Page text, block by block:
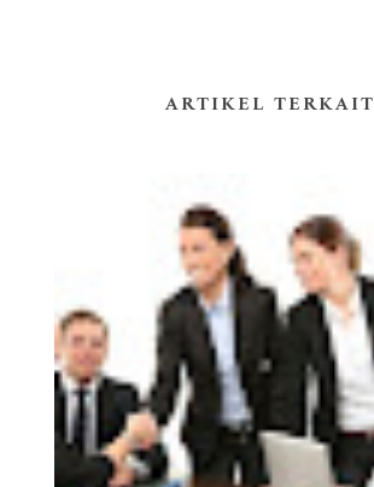
ARTIKEL TERKAIT